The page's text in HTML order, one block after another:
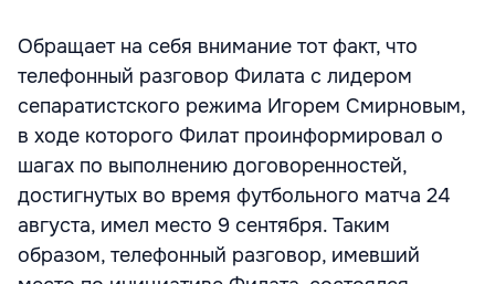
Обращает на себя внимание тот факт, что
телефонный разговор Филата с лидером
сепаратистского режима Игорем Смирновым,
в ходе которого Филат проинформировал о
шагах по выполнению договоренностей,
достигнутых во время футбольного матча 24
августа, имел место 9 сентября. Таким
образом, телефонный разговор, имевший